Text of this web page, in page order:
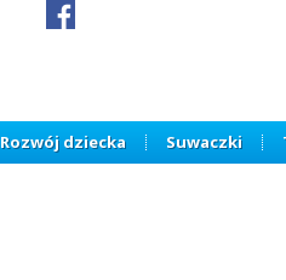
Rozwój dziecka Suwaczki